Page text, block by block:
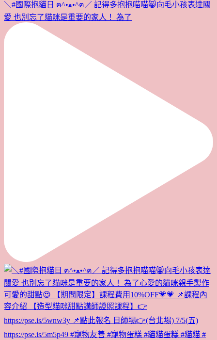
＼#國際抱貓日 ฅ^•ﻌ•^ฅ／ 記得多抱抱喵喵😸向毛小孩表達關
愛 也別忘了貓咪是重要的家人！ 為了